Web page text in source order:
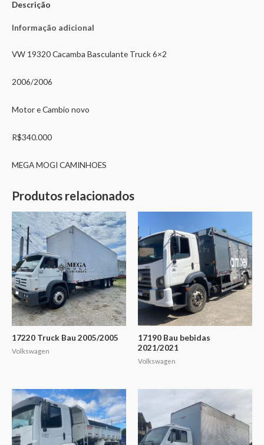
Descrição
Informação adicional
VW 19320 Cacamba Basculante Truck 6×2
2006/2006
Motor e Cambio novo
R$340.000
MEGA MOGI CAMINHOES
Produtos relacionados
17220 Truck Bau 2005/2005
Volkswagen
17190 Bau bebidas
2021/2021
Volkswagen